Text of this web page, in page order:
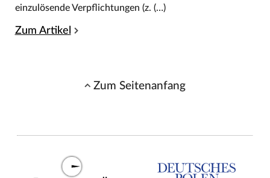
einzulösende Verpflichtungen (z. (…)
Zum Artikel
Zum Seitenanfang